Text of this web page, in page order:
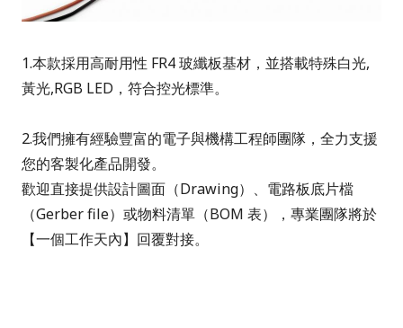
1.本款採用高耐用性 FR4玻纖板基材，並搭載特殊白光,
黃光,RGB LED ，符合控光標準。
2.我們擁有經驗豐富的電子與機構工程師團隊，全力支援
您的客製化產品開發。
歡迎直接提供設計圖面（Drawing）、電路板底片檔
（Gerber file）或物料清單（BOM 表），專業團隊將於
【一個工作天內】回覆對接。